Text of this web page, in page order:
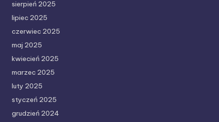
sierpień 2025
lipiec 2025
czerwiec 2025
maj 2025
kwiecień 2025
marzec 2025
luty 2025
styczeń 2025
grudzień 2024